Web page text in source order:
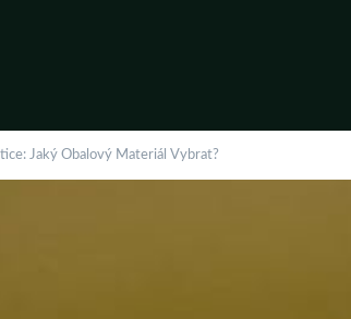
Jaký Obalový Materiál Vybrat?